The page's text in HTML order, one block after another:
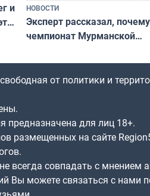
и
НОВОСТИ
Эксперт рассказал, почему
чемпионат Мурманской
незамеченным
от политики и
предназначена для лиц 18+.
размещенных на сайте
всегда совпадать с мнением
Вы можете связаться с нами